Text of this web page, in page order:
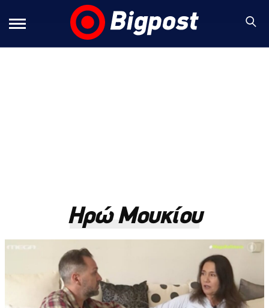
Ηρώ Μουκίου